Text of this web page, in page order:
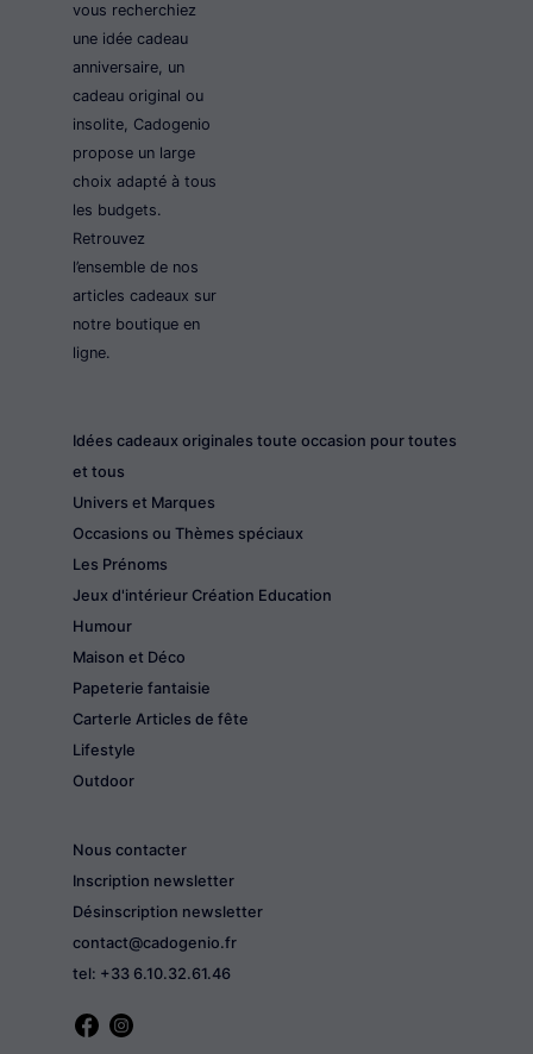
vous recherchiez
une idée cadeau
anniversaire, un
cadeau original ou
insolite, Cadogenio
propose un large
choix adapté à tous
les budgets.
Retrouvez
l’ensemble de nos
articles cadeaux sur
notre boutique en
ligne.
Idées cadeaux originales toute occasion pour toutes
et tous
Univers et Marques
Occasions ou Thèmes spéciaux
Les Prénoms
Jeux d'intérieur Création Education
Humour
Maison et Déco
Papeterie fantaisie
CarterIe Articles de fête
Lifestyle
Outdoor
Nous contacter
Inscription newsletter
Désinscription newsletter
contact@cadogenio.fr
tel: +33 6.10.32.61.46